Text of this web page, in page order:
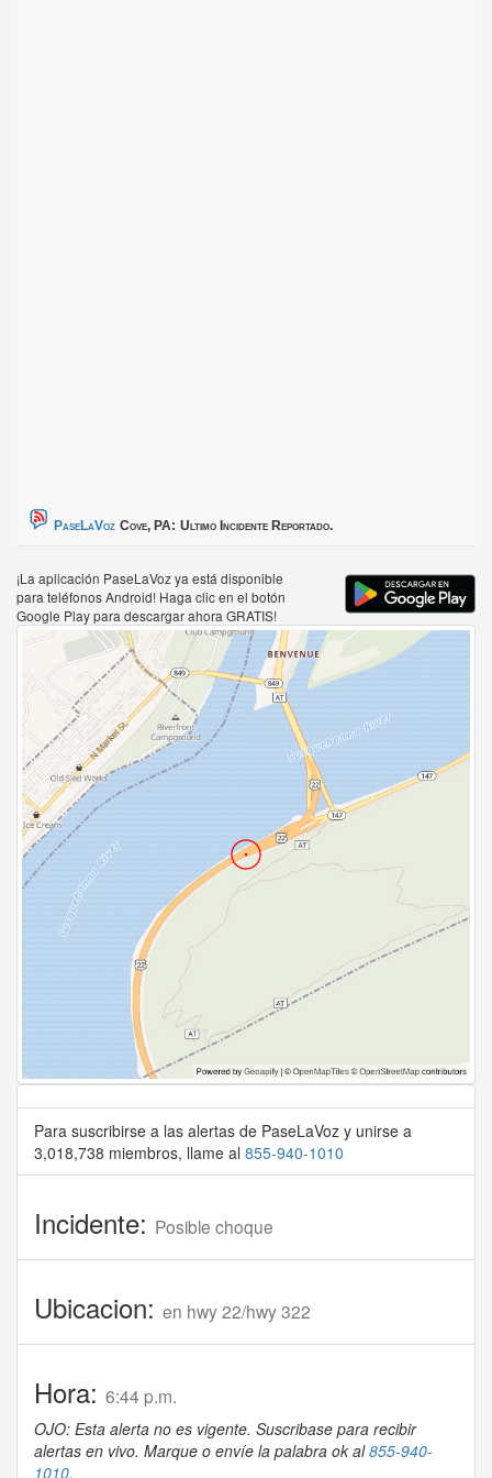
PaseLaVoz Cove, PA: Ultimo Incidente Reportado.
¡La aplicación PaseLaVoz ya está disponible
para teléfonos Android! Haga clic en el botón
Google Play para descargar ahora GRATIS!
Para suscribirse a las alertas de PaseLaVoz y unirse a
3,018,738 miembros, llame al 855-940-1010
Incidente: Posible choque
Ubicacion: en hwy 22/hwy 322
Hora: 6:44 p.m.
OJO: Esta alerta no es vigente. Suscribase para recibir
alertas en vivo. Marque o envíe la palabra ok al855-940-
1010.